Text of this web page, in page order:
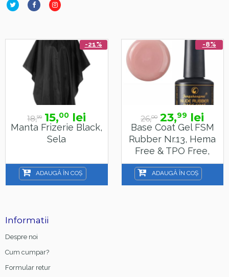
-21%
18,99 15,00 lei
Manta Frizerie Black,
Sela
ADAUGĂ ÎN COȘ
-8%
26,00 23,99 lei
Base Coat Gel FSM
Rubber Nr.13, Hema
Free & TPO Free,
15ml
ADAUGĂ ÎN COȘ
Informatii
Despre noi
Cum cumpar?
Formular retur